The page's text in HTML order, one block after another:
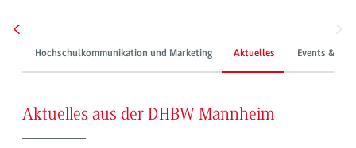
Hochschulkommunikation und Marketing Aktuelles Events &
Aktuelles aus der DHBW Mannheim